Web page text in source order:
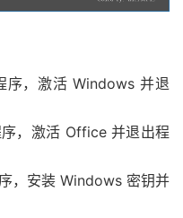
，激活 Windows 并退
，激活 Office 并退出程
，安装 Windows 密钥并